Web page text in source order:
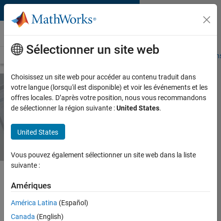
Passer au contenu
MATLAB Online
Présentation Versions MATLAB Online Connexions
Versions MATLAB
Online
Deux options s'offrent à vous pour
accéder à MATLAB Online :
Sélectionner un site web
Choisissez un site web pour accéder au contenu traduit dans
votre langue (lorsqu'il est disponible) et voir les événements et les
offres locales. D’après votre position, nous vous recommandons
de sélectionner la région suivante :United States.
United States
Vous pouvez également sélectionner un site web dans la liste
suivante :
Amériques
América Latina (Español)
Canada (English)